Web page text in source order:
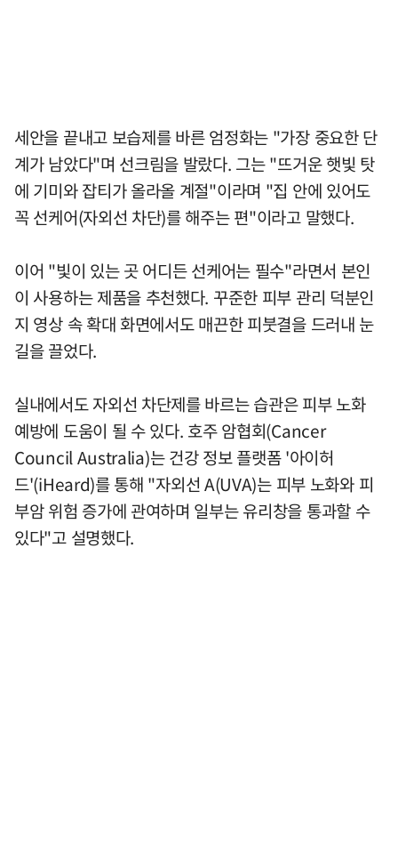
세안을 끝내고 보습제를 바른 엄정화는 "가장 중요한 단
계가 남았다"며 선크림을 발랐다. 그는 "뜨거운 햇빛 탓
에 기미와 잡티가 올라올 계절"이라며 "집 안에 있어도
꼭 선케어(자외선 차단)를 해주는 편"이라고 말했다.
이어 "빛이 있는 곳 어디든 선케어는 필수"라면서 본인
이 사용하는 제품을 추천했다. 꾸준한 피부 관리 덕분인
지 영상 속 확대 화면에서도 매끈한 피붓결을 드러내 눈
길을 끌었다.
실내에서도 자외선 차단제를 바르는 습관은 피부 노화
예방에 도움이 될 수 있다. 호주 암협회(Cancer
Council Australia)는 건강 정보 플랫폼 '아이허
드'(iHeard)를 통해 "자외선 A(UVA)는 피부 노화와 피
부암 위험 증가에 관여하며 일부는 유리창을 통과할 수
있다"고 설명했다.